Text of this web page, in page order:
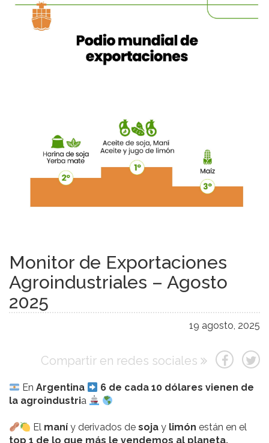
Monitor de Exportaciones
Agroindustriales – Agosto
2025
19 agosto, 2025
Compartir en redes sociales
EnArgentina
6 de cada 10 dólares vienen de
la agroindustria
El maní y derivados desoja y limón están en el
top 1 de lo que más le vendemos al planeta.